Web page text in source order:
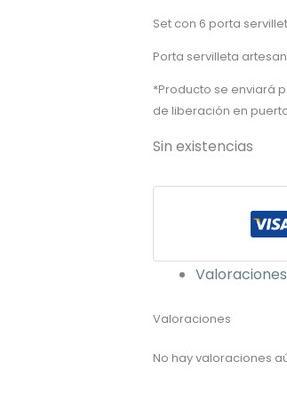
Set con 6 porta
Porta servilleta
*Producto se enviará
de liberación en
Sin existencias
Valoraciones
No hay valoraciones